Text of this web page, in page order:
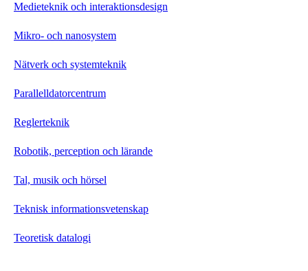
Medieteknik och interaktionsdesign
Mikro- och nanosystem
Nätverk och systemteknik
Parallelldatorcentrum
Reglerteknik
Robotik, perception och lärande
Tal, musik och hörsel
Teknisk informationsvetenskap
Teoretisk datalogi